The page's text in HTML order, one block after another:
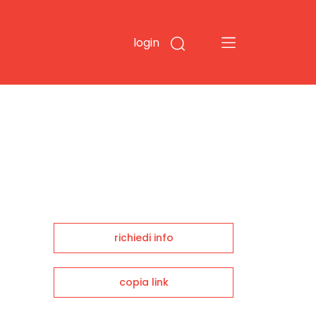
login
richiedi info
copia link